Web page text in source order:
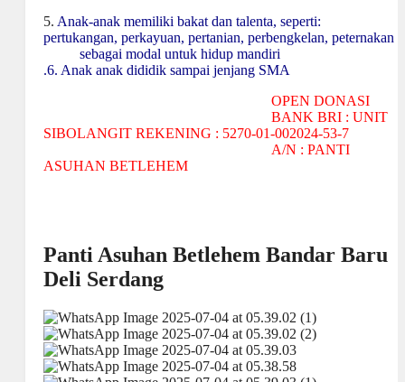
5. Anak-anak memiliki bakat dan talenta, seperti:
pertukangan, perkayuan, pertanian, perbengkelan, peternakan
sebagai modal untuk hidup mandiri
.6. Anak anak dididik sampai jenjang SMA
OPEN DONASI
BANK BRI : UNIT
SIBOLANGIT REKENING : 5270-01-002024-53-7
A/N : PANTI
ASUHAN BETLEHEM
Panti Asuhan Betlehem Bandar Baru
Deli Serdang